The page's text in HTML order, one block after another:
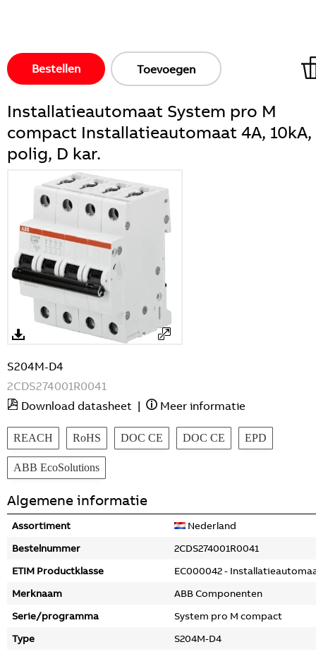
Bestellen Toevoegen
Installatieautomaat System pro M
compact Installatieautomaat 4A, 10kA,
polig, D kar.
S204M-D4
2CDS274001R0041
Download datasheet | Meer informatie
REACH RoHS DOC CE DOC CE EPD
ABB EcoSolutions
Algemene informatie
Assortiment
Nederland
Bestelnummer
2CDS274001R0041
ETIM Productklasse
EC000042 -
Merknaam
ABB Componenten
Serie/programma
System pro M compact
Type
S204M-D4